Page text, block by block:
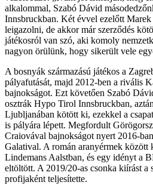
alkalommal, Szabó Dávid
Innsbruckban. Két évvel ezelőtt
leigazolni, de akkor már szerződés
játékosról van szó, aki komoly
nagyon örülünk, hogy sikerült vele
A bosnyák származású játékos a
pályafutását, majd 2012-ben a rivális
bajnokságot. Ezt követően Szabó
osztrák Hypo Tirol Innsbruckban,
Ljubljanában kötött ki, ezekkel a
is pályára lépett. Megfordult
Craiovával bajnokságot nyert 2016-
Galatival. A román aranyérmek között
Lindemans Aalstban, és egy idényt a
eltöltött. A 2019/20-as csonka kiírást
profijaként teljesítette.